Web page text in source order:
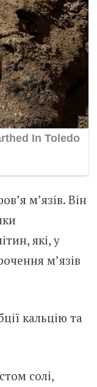
м’язів. Він
які, у
м’язів
кальцію та
солі,